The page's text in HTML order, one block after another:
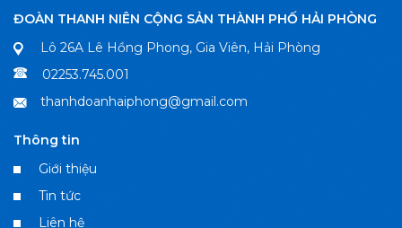
ĐOÀN THANH NIÊN CỘNG SẢN THÀNH PHỐ HẢI PHÒNG
Lô 26A Lê Hồng Phong, Gia Viên, Hải Phòng
02253.745.001
thanhdoanhaiphong@gmail.com
Thông tin
Giới thiệu
Tin tức
Liên hệ